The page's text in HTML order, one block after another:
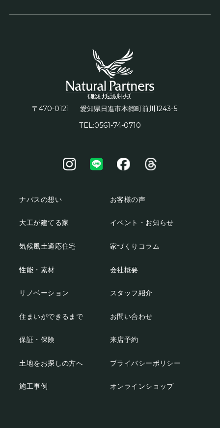
〒470-0121 愛知県日進市本郷町前川 1243-5
TEL:0561-74-0710
ナパスの想い
大工が建てる家
気候風土適応住宅
性能・素材
リノベーション
住まいができるまで
保証・保険
土地をお探しの方へ
施工事例
お客様の声
イベント・お知らせ
家づくりコラム
会社概要
スタッフ紹介
お問い合わせ
来店予約
プライバシーポリシー
オンラインショップ